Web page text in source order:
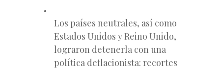
Los países neutrales, así como
Estados Unidos y Reino Unido,
lograron detenerla con una
política deflacionista: recortes